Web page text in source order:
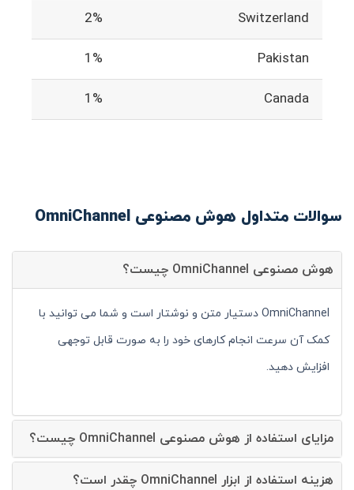
Switzerland
2%
Pakistan
1%
Canada
1%
سوالات متداول هوش مصنوعی OmniChannel
هوش مصنوعی OmniChannel چیست؟
OmniChannel دستیار متن و نوشتار است و شما می توانید با
کمک آن سرعت انجام کارهای خود را به صورت قابل توجهی
افزایش دهید.
مزایای استفاده از هوش مصنوعی OmniChannel چیست؟
هزینه استفاده از ابزار OmniChannel چقدر است؟